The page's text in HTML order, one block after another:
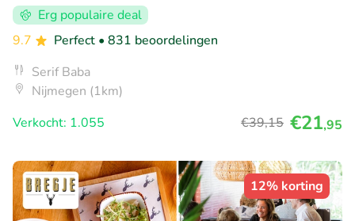
Erg populaire deal
9.7
Perfect • 831 beoordelingen
Serif Baba
Nijmegen (1km)
Verkocht: 1.055
€39,15 €21,95
12% korting